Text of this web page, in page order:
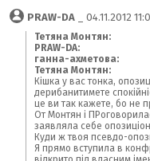
PRAW-DA _ 04.11.2012
Тетяна Монтян:
PRAW-DA:
ганна-ахметова:
Тетяна Монтян:
Кішка у вас тонка,
дерибанитимете
це ви так кажете, бо не
От Монтян і
заявляла себе
Куди ж твоя псевдо-
Я прямо вступила в